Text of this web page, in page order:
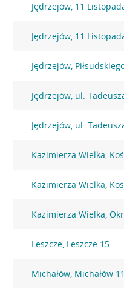
Jędrzejów, 11
Jędrzejów, 11
Jędrzejów,
Jędrzejów, ul.
Jędrzejów, ul.
Kazimierza Wielka,
Kazimierza Wielka,
Kazimierza Wielka,
Leszcze, Leszcze 15
Michałów, Michałów